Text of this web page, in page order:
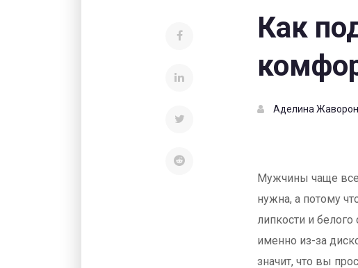
Как
Аделина
Мужчины чаще
нужна, а потому
липкости и
именно из-за
значит, что вы